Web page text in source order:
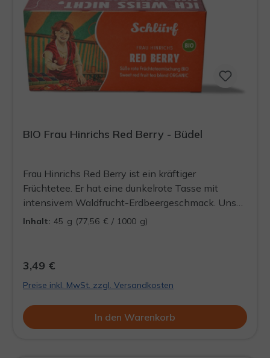
BIO Frau Hinrichs Red Berry - Büdel
Frau Hinrichs Red Berry ist ein kräftiger
Früchtetee. Er hat eine dunkelrote Tasse mit
intensivem Waldfrucht-Erdbeergeschmack. Unser
Red Berry ist die perfekte Wahl für alle, die von
Inhalt:45 g (77,56 € / 1000 g)
3,49 €
Preise inkl. MwSt. zzgl. Versandkosten
In den Warenkorb